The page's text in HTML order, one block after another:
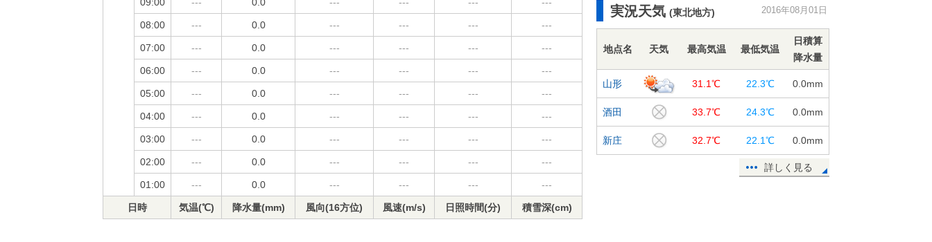
08:00 --- 0.0 --- --- --- ---
07:00 --- 0.0 --- --- --- ---
06:00 --- 0.0 --- --- --- ---
05:00 --- 0.0 --- --- --- ---
04:00 --- 0.0 --- --- --- ---
03:00 --- 0.0 --- --- --- ---
02:00 --- 0.0 --- --- --- ---
01:00 --- 0.0 --- --- --- ---
日時 気温(℃) 降水量(mm) 風向(16方位) 風速(m/s) 日照時間(分) 積雪深(cm)
実況天気 (東北地方) 2016年08月01日
地点名 天気 最高気温 最低気温
日積算
降水量
山形 31.1℃ 22.3℃ 0.0mm
酒田 33.7℃ 24.3℃ 0.0mm
新庄 32.7℃ 22.1℃ 0.0mm
詳しく見る